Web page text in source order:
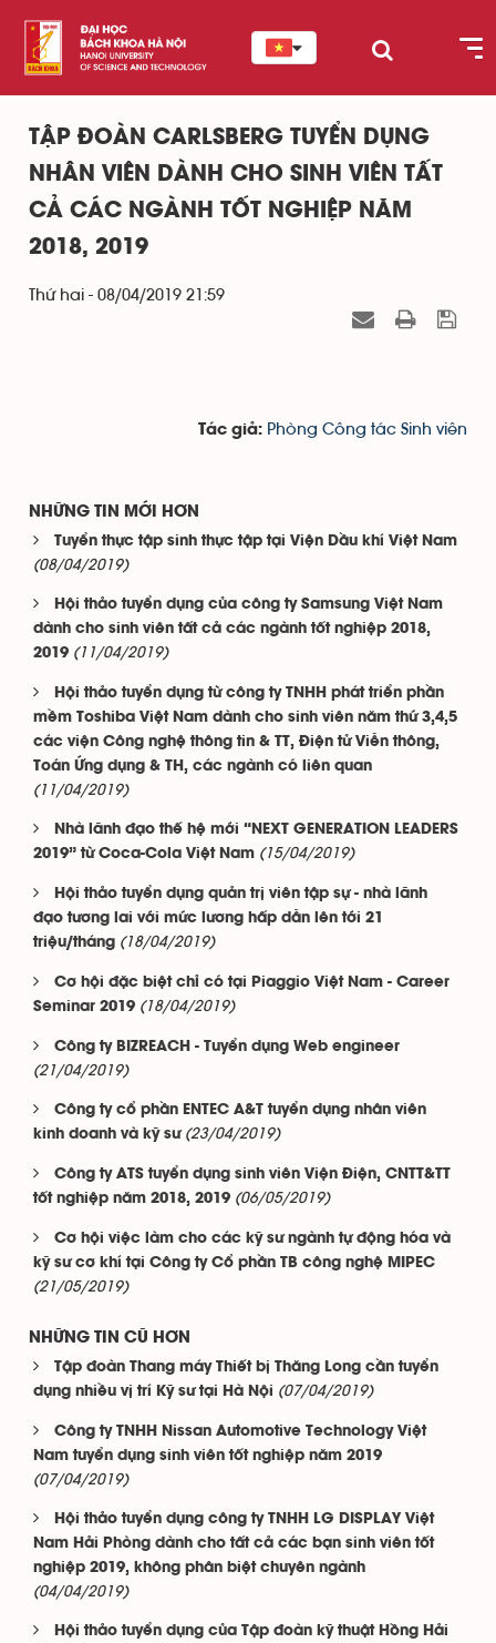
TẬP ĐOÀN CARLSBERG TUYỂN DỤNG
NHÂN VIÊN DÀNH CHO SINH VIÊN TẤT
CẢ CÁC NGÀNH TỐT NGHIỆP NĂM
2018, 2019
Thứ hai - 08/04/2019 21:59
Tác giả: Phòng Công tác Sinh viên
NHỮNG TIN MỚI HƠN
Tuyển thực tập sinh thực tập tại Viện Dầu khí Việt Nam
(08/04/2019)
Hội thảo tuyển dụng của công ty Samsung Việt Nam
dành cho sinh viên tất cả các ngành tốt nghiệp 2018,
2019 (11/04/2019)
Hội thảo tuyển dụng từ công ty TNHH phát triển phần
mềm Toshiba Việt Nam dành cho sinh viên năm thứ 3,4,5
các viện Công nghệ thông tin & TT, Điện tử Viễn thông,
Toán Ứng dụng & TH, các ngành có liên quan
(11/04/2019)
Nhà lãnh đạo thế hệ mới “NEXT GENERATION LEADERS
2019” từ Coca-Cola Việt Nam (15/04/2019)
Hội thảo tuyển dụng quản trị viên tập sự - nhà lãnh
đạo tương lai với mức lương hấp dẫn lên tới 21
triệu/tháng (18/04/2019)
Cơ hội đặc biệt chỉ có tại Piaggio Việt Nam - Career
Seminar 2019 (18/04/2019)
Công ty BIZREACH - Tuyển dụng Web engineer
(21/04/2019)
Công ty cổ phần ENTEC A&T tuyển dụng nhân viên
kinh doanh và kỹ sư (23/04/2019)
Công ty ATS tuyển dụng sinh viên Viện Điện, CNTT&TT
tốt nghiệp năm 2018, 2019 (06/05/2019)
Cơ hội việc làm cho các kỹ sư ngành tự động hóa và
kỹ sư cơ khí tại Công ty Cổ phần TB công nghệ MIPEC
(21/05/2019)
NHỮNG TIN CŨ HƠN
Tập đoàn Thang máy Thiết bị Thăng Long cần tuyển
dụng nhiều vị trí Kỹ sư tại Hà Nội (07/04/2019)
Công ty TNHH Nissan Automotive Technology Việt
Nam tuyển dụng sinh viên tốt nghiệp năm 2019
(07/04/2019)
Hội thảo tuyển dụng công ty TNHH LG DISPLAY Việt
Nam Hải Phòng dành cho tất cả các bạn sinh viên tốt
nghiệp 2019, không phân biệt chuyên ngành
(04/04/2019)
Hội thảo tuyển dụng của Tập đoàn kỹ thuật Hồng Hải